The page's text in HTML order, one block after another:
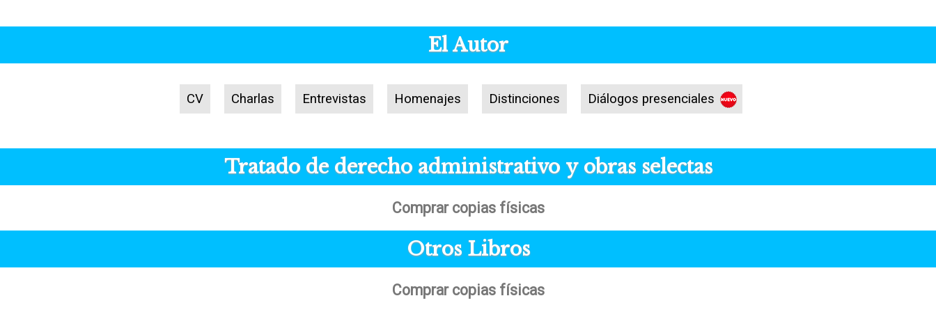
El Autor
CV Charlas Entrevistas Homenajes Distinciones Diálogos presenciales
Tratado de derecho administrativo y obras selectas
Comprar copias físicas
Otros Libros
Comprar copias físicas